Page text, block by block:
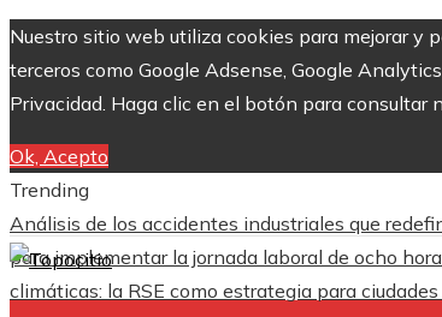
Nuestro sitio web utiliza cookies para mejorar y
terceros como Google Adsense, Google
Privacidad. Haga clic en el botón para consultar
Ok, Acepto
Trending
Análisis de los accidentes industriales que
para implementar la jornada laboral de ocho
climáticas: la RSE como estrategia para